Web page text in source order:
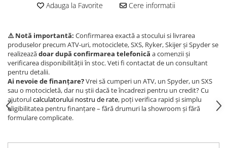
Adauga la Favorite Cere informatii
⚠️ Notă importantă: Confirmarea exactă a stocului si livrarea
produselor precum ATV-uri, motociclete, SXS, Ryker, Skijer și Spyder se
realizeazădoar după confirmarea telefonică a comenzii și
verificarea disponibilității în stoc. Veti fi contactat de un consultant
pentru detalii.
Ai nevoie de finanțare?Vrei să cumperi un ATV, un Spyder, un SXS
sau o motocicletă, dar nu știi dacă te încadrezi pentru un credit? Cu
ajutorulcalculatorului nostru de rate, poți verifica rapid și simplu
eligibilitatea pentru finanțare – fără drumuri la showroom și fără
formulare complicate.